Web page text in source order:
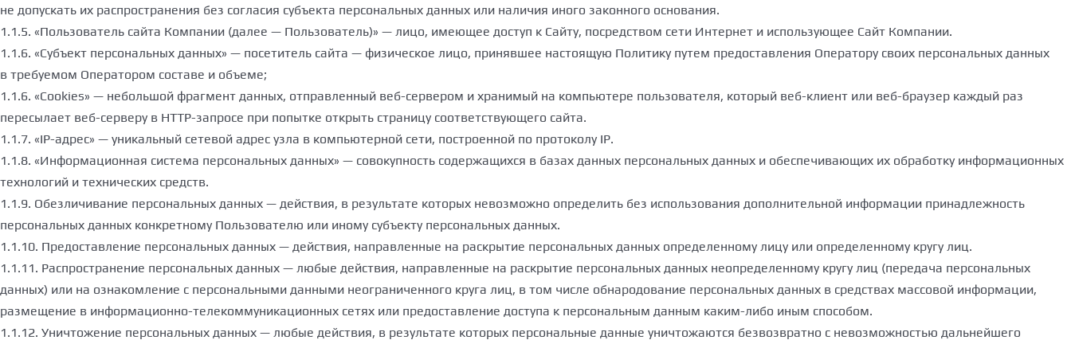
не допускать их распространения без согласия субъекта персональных данных или наличия иного законного основания.
1.1.5. «Пользователь сайта Компании (далее — Пользователь)» — лицо, имеющее доступ к Сайту, посредством сети Интернет и использующее Сайт Компании.
1.1.6. «Субъект персональных данных» — посетитель сайта — физическое лицо, принявшее настоящую Политику путем предоставления Оператору своих персональных данных
в требуемом Оператором составе и объеме;
1.1.6. «Cookies» — небольшой фрагмент данных, отправленный веб-сервером и хранимый на компьютере пользователя, который веб-клиент или веб-браузер каждый раз
пересылает веб-серверу в HTTP-запросе при попытке открыть страницу соответствующего сайта.
1.1.7. «IP-адрес» — уникальный сетевой адрес узла в компьютерной сети, построенной по протоколу IP.
1.1.8. «Информационная система персональных данных» — совокупность содержащихся в базах данных персональных данных и обеспечивающих их обработку информационных
технологий и технических средств.
1.1.9. Обезличивание персональных данных — действия, в результате которых невозможно определить без использования дополнительной информации принадлежность
персональных данных конкретному Пользователю или иному субъекту персональных данных.
1.1.10. Предоставление персональных данных — действия, направленные на раскрытие персональных данных определенному лицу или определенному кругу лиц.
1.1.11. Распространение персональных данных — любые действия, направленные на раскрытие персональных данных неопределенному кругу лиц (передача персональных
данных) или на ознакомление с персональными данными неограниченного круга лиц, в том числе обнародование персональных данных в средствах массовой информации,
размещение в информационно-телекоммуникационных сетях или предоставление доступа к персональным данным каким-либо иным способом.
1.1.12. Уничтожение персональных данных — любые действия, в результате которых персональные данные уничтожаются безвозвратно с невозможностью дальнейшего